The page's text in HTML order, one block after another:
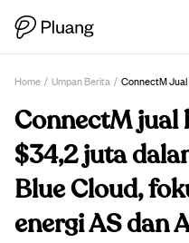
Home / Umpan Berita /
ConnectM jual
$34,2 juta
Blue Cloud,
energi AS dan